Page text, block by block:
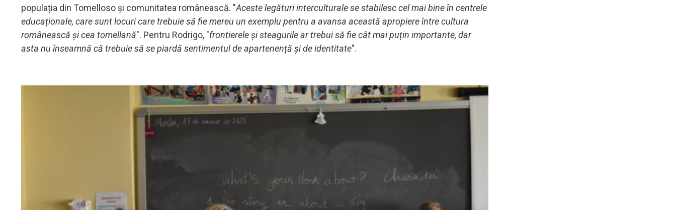
populația din Tomelloso și comunitatea românească. "Aceste legături interculturale se stabilesc cel mai bine în centrele
educaționale, care sunt locuri care trebuie să fie mereu un exemplu pentru a avansa această apropiere între cultura
românească și cea tomellană". Pentru Rodrigo, "frontierele și steagurile ar trebui să fie cât mai puțin importante, dar
asta nu înseamnă că trebuie să se piardă sentimentul de apartenență și de identitate".